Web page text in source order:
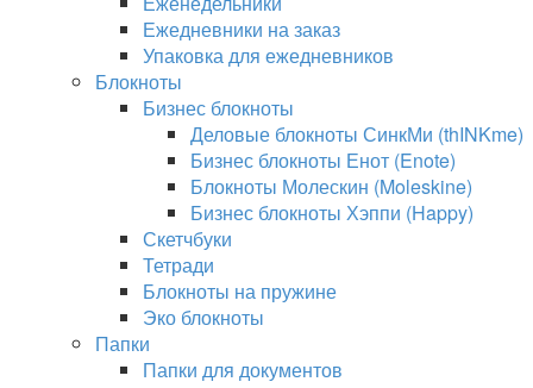
Ежедневники на заказ
Упаковка для ежедневников
Блокноты
Бизнес блокноты
Деловые блокноты СинкМи (thINKme)
Бизнес блокноты Енот (Enote)
Блокноты Молескин (Moleskine)
Бизнес блокноты Хэппи (Happy)
Скетчбуки
Тетради
Блокноты на пружине
Эко блокноты
Папки
Папки для документов